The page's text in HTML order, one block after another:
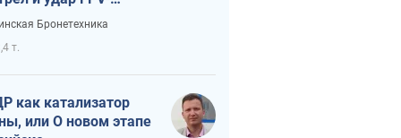
сохранив жизнь
Бронетехника
т.
как катализатор
или О новом этапе